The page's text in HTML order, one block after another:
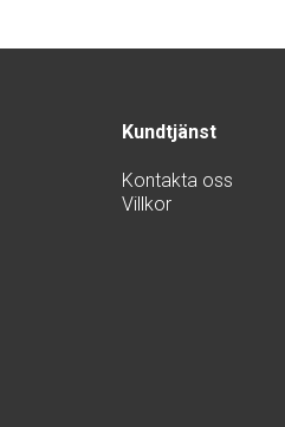
Kundtjänst
Kontakta oss
Villkor